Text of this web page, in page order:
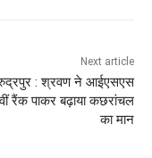
Next article
रुद्रपुर : श्रवण ने आईएसएस
रैंक पाकर बढ़ाया कछरांचल
का मान